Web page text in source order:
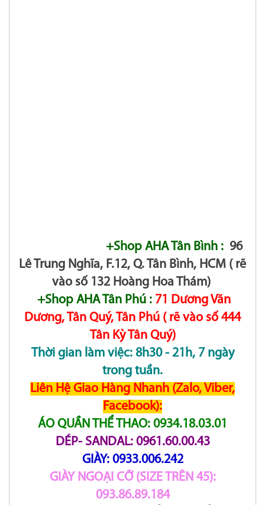
+Shop AHA Tân Bình : 96
Lê Trung Nghĩa, F.12, Q. Tân Bình, HCM ( rẽ
vào số 132 Hoàng Hoa Thám)
+Shop AHA Tân Phú : 71 Dương Văn
Dương, Tân Quý, Tân Phú ( rẽ vào số 444
Tân Kỳ Tân Quý)
Thời gian làm việc: 8h30 - 21h, 7 ngày
trong tuần.
Liên Hệ Giao Hàng Nhanh (Zalo, Viber,
Facebook):
ÁO QUẦN THỂ THAO: 0934.18.03.01
DÉP- SANDAL: 0961.60.00.43
GIÀY: 0933.006.242
GIÀY NGOẠI CỠ (SIZE TRÊN 45):
093.86.89.184